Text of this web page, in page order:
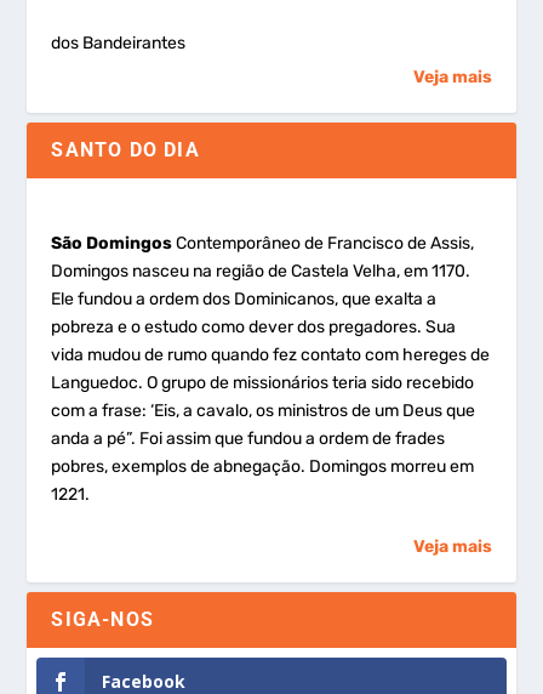
dos Bandeirantes
Veja mais
SANTO DO DIA
São DomingosContemporâneo de Francisco de Assis,
Domingos nasceu na região de Castela Velha, em 1170.
Ele fundou a ordem dos Dominicanos, que exalta a
pobreza e o estudo como dever dos pregadores. Sua
vida mudou de rumo quando fez contato com hereges de
Languedoc. O grupo de missionários teria sido recebido
com a frase: ‘Eis, a cavalo, os ministros de um Deus que
anda a pé”. Foi assim que fundou a ordem de frades
pobres, exemplos de abnegação. Domingos morreu em
1221.
Veja mais
SIGA-NOS
Facebook